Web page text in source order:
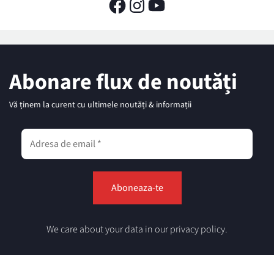
Abonare flux de noutăți
Vă ținem la curent cu ultimele noutăți & informații
We care about your data in our privacy policy.